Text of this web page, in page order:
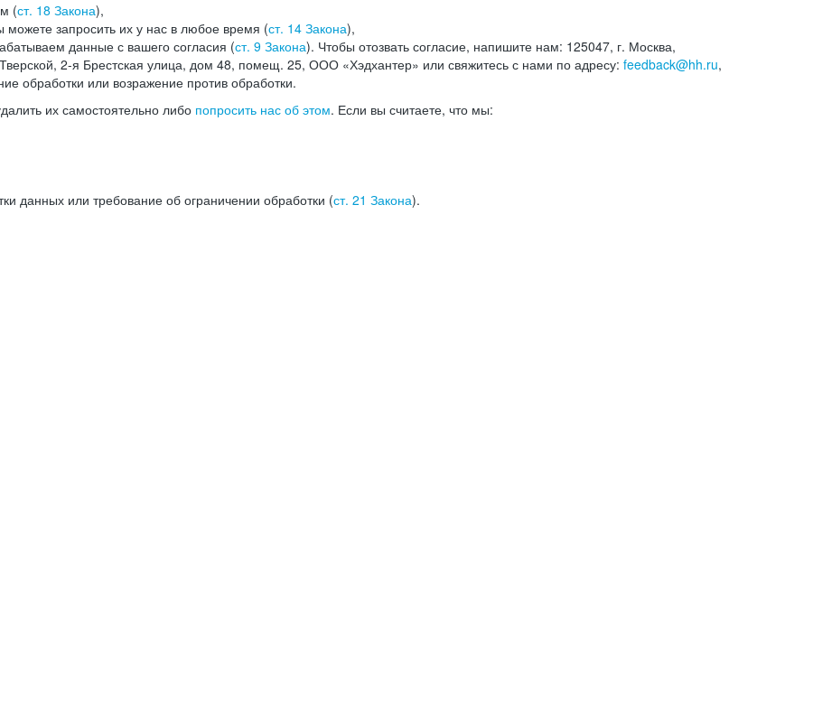
(ст. 18 Закона),
запросить их у нас в любое время (ст. 14 Закона),
данные с вашего согласия (ст. 9 Закона). Чтобы отозвать согласие, напишите нам: 125047, г. Москва,
2-я Брестская улица, дом 48, помещ. 25, ООО «Хэдхантер» или свяжитесь с нами по адресу: feedback@hh.ru,
обработки или возражение против обработки.
их самостоятельно либо попросить нас об этом. Если вы считаете, что мы:
данных или требование об ограничении обработки (ст. 21 Закона).